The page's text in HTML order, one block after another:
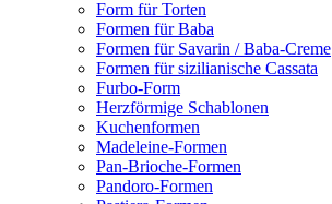
Form für Torten
Formen für Baba
Formen für Savarin / Baba-Creme
Formen für sizilianische Cassata
Furbo-Form
Herzförmige Schablonen
Kuchenformen
Madeleine-Formen
Pan-Brioche-Formen
Pandoro-Formen